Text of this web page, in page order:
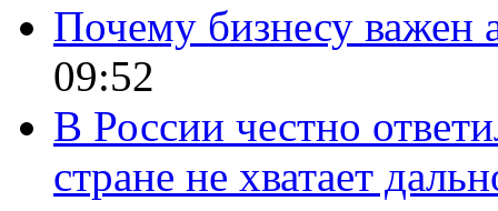
Почему бизнесу важен
09:52
В России честно
стране не хватает